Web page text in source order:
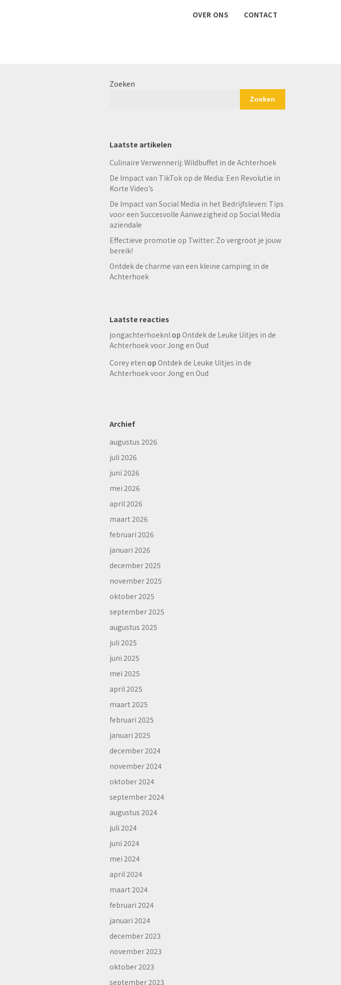
OVER ONS CONTACT
Zoeken
Zoeken
Laatste artikelen
Culinaire Verwennerij: Wildbuffet in de Achterhoek
De Impact van TikTok op de Media: Een Revolutie in
Korte Video’s
De Impact van Social Media in het Bedrijfsleven: Tips
voor een Succesvolle Aanwezigheid op Social Media
aziendale
Effectieve promotie op Twitter: Zo vergroot je jouw
bereik!
Ontdek de charme van een kleine camping in de
Achterhoek
Laatste reacties
jongachterhoeknlop Ontdek de Leuke Uitjes in de
Achterhoek voor Jong en Oud
Corey eten op Ontdek de Leuke Uitjes in de
Achterhoek voor Jong en Oud
Archief
augustus 2026
juli 2026
juni 2026
mei 2026
april 2026
maart 2026
februari 2026
januari 2026
december 2025
november 2025
oktober 2025
september 2025
augustus 2025
juli 2025
juni 2025
mei 2025
april 2025
maart 2025
februari 2025
januari 2025
december 2024
november 2024
oktober 2024
september 2024
augustus 2024
juli 2024
juni 2024
mei 2024
april 2024
maart 2024
februari 2024
januari 2024
december 2023
november 2023
oktober 2023
september 2023